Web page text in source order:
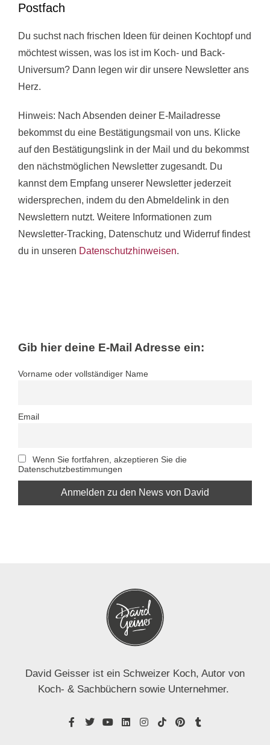
Postfach
Du suchst nach frischen Ideen für deinen Kochtopf und
möchtest wissen, was los ist im Koch- und Back-
Universum? Dann legen wir dir unsere Newsletter ans
Herz.
Hinweis: Nach Absenden deiner E-Mailadresse
bekommst du eine Bestätigungsmail von uns. Klicke
auf den Bestätigungslink in der Mail und du bekommst
den nächstmöglichen Newsletter zugesandt. Du
kannst dem Empfang unserer Newsletter jederzeit
widersprechen, indem du den Abmeldelink in den
Newslettern nutzt. Weitere Informationen zum
Newsletter-Tracking, Datenschutz und Widerruf findest
du in unseren Datenschutzhinweisen.
Gib hier deine E-Mail Adresse ein:
Vorname oder vollständiger Name
Email
Wenn Sie fortfahren, akzeptieren Sie die
Datenschutzbestimmungen
David Geisser ist ein Schweizer Koch, Autor von
Koch- & Sachbüchern sowie Unternehmer.